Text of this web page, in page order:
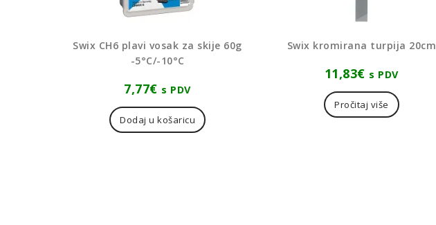
Swix CH6 plavi vosak za skije 60g
-5°C/-10°C
7,77€ s PDV
Dodaj u košaricu
Swix kromirana turpija 20cm
11,83€ s PDV
Pročitaj više